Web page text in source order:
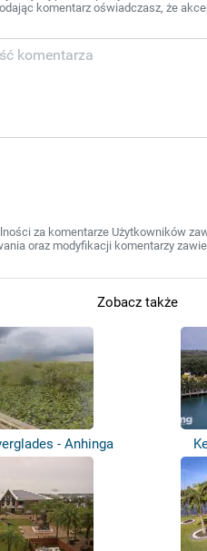
komentarz oświadczasz, że
za komentarze Użytkowników
oraz modyfikacji komentarzy
Zobacz także
- Anhinga